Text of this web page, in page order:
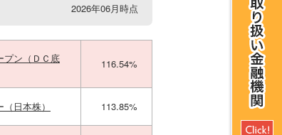
2026年06月時点
プン（ＤＣ底
116.54%
日本株） 113.85%